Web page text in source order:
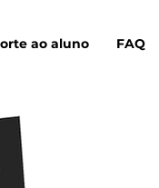
ao aluno FAQ